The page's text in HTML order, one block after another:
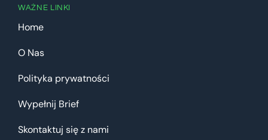
WAŻNE LINKI
Home
O Nas
Polityka prywatności
Wypełnij Brief
Skontaktuj się z nami